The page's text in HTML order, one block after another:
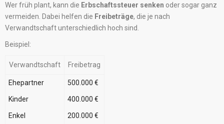
Wer früh plant, kann die Erbschaftssteuer senken oder sogar ganz
vermeiden. Dabei helfen die Freibeträge, die je nach
Verwandtschaft unterschiedlich hoch sind.
Beispiel:
Verwandtschaft Freibetrag
Ehepartner 500.000 €
Kinder 400.000 €
Enkel 200.000 €